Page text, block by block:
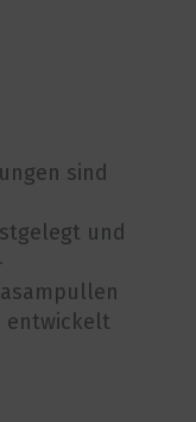
sind
und
entwickelt